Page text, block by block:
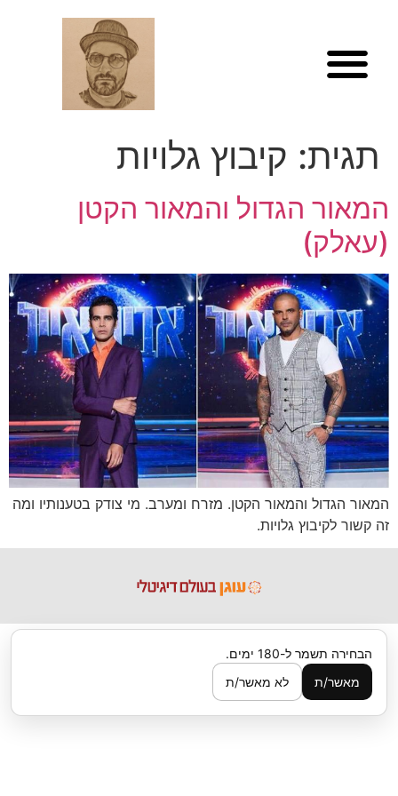
תגית: קיבוץ גלויות
המאור הגדול והמאור הקטן
(עאלק)
המאור הגדול והמאור הקטן. מזרח ומערב. מי צודק בטענותיו ומה
זה קשור לקיבוץ גלויות.
הבחירה תשמר ל-180 ימים.
מאשר/ת
לא מאשר/ת